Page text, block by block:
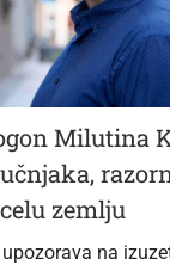
Milutina
celu zemlju
na